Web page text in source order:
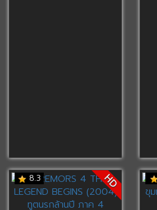
8.3 HD